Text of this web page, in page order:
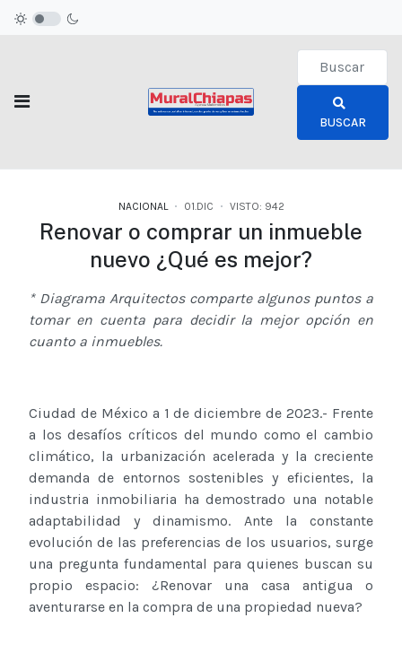
Type 2 or
BUSCAR
NACIONAL 01.DIC VISTO: 942
Renovar o comprar un inmueble
nuevo ¿Qué es mejor?
* Diagrama Arquitectos comparte algunos puntos a
tomar en cuenta para decidir la mejor opción en
cuanto a inmuebles.
Ciudad de México a 1 de diciembre de 2023.- Frente
a los desafíos críticos del mundo como el cambio
climático, la urbanización acelerada y la creciente
demanda de entornos sostenibles y eficientes, la
industria inmobiliaria ha demostrado una notable
adaptabilidad y dinamismo. Ante la constante
evolución de las preferencias de los usuarios, surge
una pregunta fundamental para quienes buscan su
propio espacio: ¿Renovar una casa antigua o
aventurarse en la compra de una propiedad nueva?